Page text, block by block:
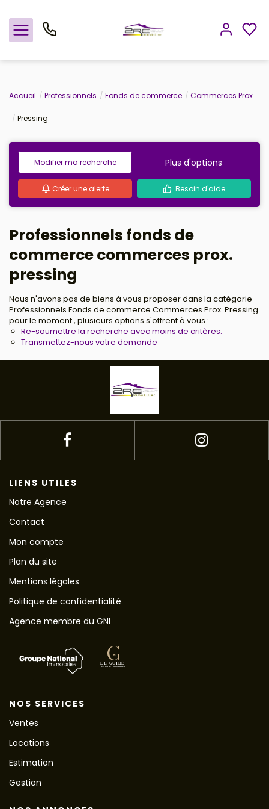
Nos offres
Notre agence
Rejoindre le groupement
Avis clients
Avis clients
Accueil Professionnels Fonds de commerce Commerces Prox.
Pressing
Modifier ma recherche Plus d'options
Créer une alerte Besoin d'aide
Professionnels fonds de
commerce commerces prox.
pressing
Nous n'avons pas de biens à vous proposer dans la catégorie
Professionnels Fonds de commerce Commerces Prox. Pressing
pour le moment , plusieurs options s'offrent à vous :
Re-soumettre la recherche avec moins de critères.
Transmettez-nous votre demande
LIENS UTILES
Notre Agence
Contact
Mon compte
Plan du site
Mentions légales
Politique de confidentialité
Agence membre du GNI
NOS SERVICES
Ventes
Locations
Estimation
Gestion